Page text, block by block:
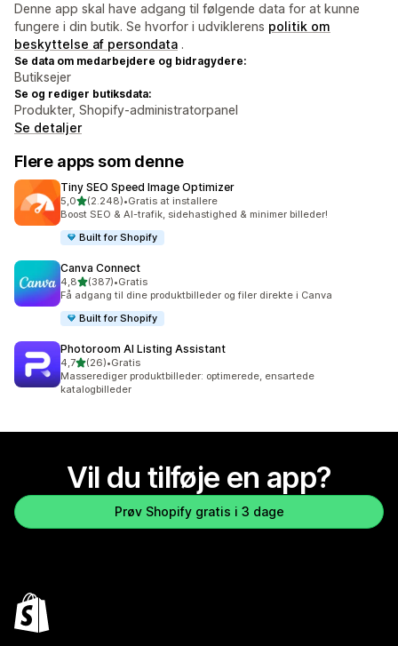
Denne app skal have adgang til følgende data for at kunne
fungere i din butik. Se hvorfor i udviklerens politik om
beskyttelse af persondata .
Se data om medarbejdere og bidragydere:
Butiksejer
Se og rediger butiksdata:
Produkter, Shopify-administratorpanel
Se detaljer
Flere apps som denne
Tiny SEO Speed Image Optimizer
5,0ud af 5 stjerner
(2.248)
2248 anmeldelser i alt
•Gratis at installere
Boost SEO & AI-trafik, sidehastighed & minimer billeder!
Built for Shopify
Canva Connect
4,8ud af 5 stjerner
(387)
387 anmeldelser i alt
•Gratis
Få adgang til dine produktbilleder og filer direkte i Canva
Built for Shopify
Photoroom AI Listing Assistant
4,7ud af 5 stjerner
(26)
26 anmeldelser i alt
•Gratis
Masserediger produktbilleder: optimerede, ensartede
katalogbilleder
Vil du tilføje en app?
Prøv Shopify gratis i 3 dage